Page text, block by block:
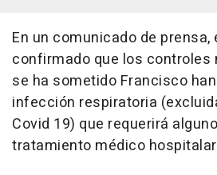
En un comunicado de prensa,
confirmado que los controles
se ha sometido Francisco
infección respiratoria
Covid 19) que requerirá
tratamiento médico